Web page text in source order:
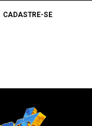
CADASTRE-SE